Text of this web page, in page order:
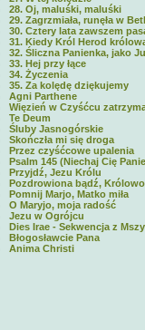
28. Oj, maluśki, maluśki
29. Zagrzmiała, runęła w
30. Cztery lata zawszem
31. Kiedy Król Herod
32. Śliczna Panienka, jako
33. Hej przy łące
34. Życzenia
35. Za kolędę dziękujemy
Agni Parthene
Więzień w Czyśćcu
Te Deum
Śluby Jasnogórskie
Skończła mi się droga
Przez czyśćcowe upalenia
Psalm 145 (Niechaj Cię
Przyjdź, Jezu Królu
Pozdrowiona bądź, Królowo
Pomnij Marjo, Matko miła
O Maryjo, moja radość
Jezu w Ogrójcu
Dies Irae - Sekwencja z
Błogosławcie Pana
Anima Christi